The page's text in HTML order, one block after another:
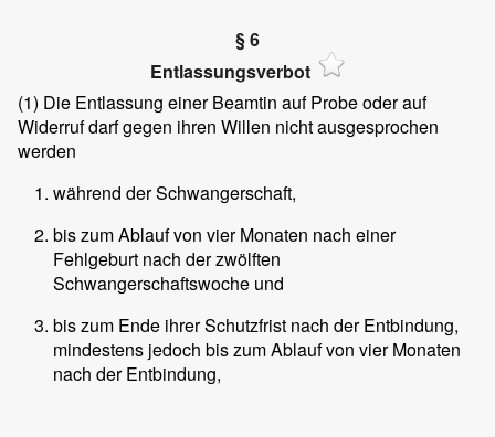
§ 6
Entlassungsverbot
(1) Die Entlassung einer Beamtin auf Probe oder auf
Widerruf darf gegen ihren Willen nicht ausgesprochen
werden
während der Schwangerschaft,
bis zum Ablauf von vier Monaten nach einer
Fehlgeburt nach der zwölften
Schwangerschaftswoche und
bis zum Ende ihrer Schutzfrist nach der Entbindung,
mindestens jedoch bis zum Ablauf von vier Monaten
nach der Entbindung,